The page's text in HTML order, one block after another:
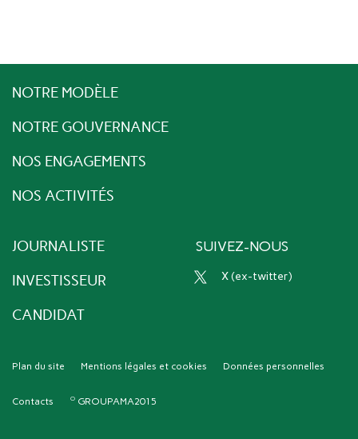
NOTRE MODÈLE
NOTRE GOUVERNANCE
NOS ENGAGEMENTS
NOS ACTIVITÉS
JOURNALISTE
INVESTISSEUR
CANDIDAT
SUIVEZ-NOUS
x (ex-twitter)
Plan du site Mentions légales et cookies Données personnelles
Contacts GROUPAMA2015